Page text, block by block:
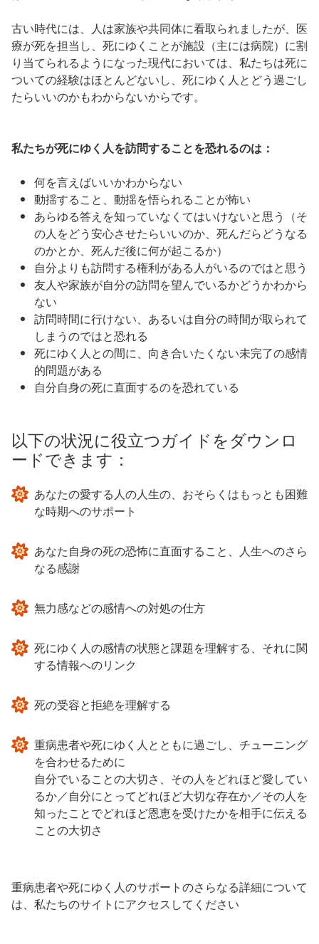
古い時代には、人は家族や共同体に看取られましたが、医
療が死を担当し、死にゆくことが施設（主には病院）に割
り当てられるようになった現代においては、私たちは死に
ついての経験はほとんどないし、死にゆく人とどう過ごし
たらいいのかもわからないからです。
私たちが死にゆく人を訪問することを恐れるのは：
何を言えばいいかわからない
動揺すること、動揺を悟られることが怖い
あらゆる答えを知っていなくてはいけないと思う（そ
の人をどう安心させたらいいのか、死んだらどうなる
のかとか、死んだ後に何が起こるか）
自分よりも訪問する権利がある人がいるのではと思う
友人や家族が自分の訪問を望んでいるかどうかわから
ない
訪問時間に行けない、あるいは自分の時間が取られて
しまうのではと恐れる
死にゆく人との間に、向き合いたくない未完了の感情
的問題がある
自分自身の死に直面するのを恐れている
以下の状況に役立つガイドをダウンロ
ードできます：
あなたの愛する人の人生の、おそらくはもっとも困難
な時期へのサポート
あなた自身の死の恐怖に直面すること、人生へのさら
なる感謝
無力感などの感情への対処の仕方
死にゆく人の感情の状態と課題を理解する、それに関
する情報へのリンク
死の受容と拒絶を理解する
重病患者や死にゆく人とともに過ごし、チューニング
を合わせるために
自分でいることの大切さ、その人をどれほど愛してい
るか／自分にとってどれほど大切な存在か／その人を
知ったことでどれほど恩恵を受けたかを相手に伝える
ことの大切さ
重病患者や死にゆく人のサポートのさらなる詳細について
は、私たちのサイトにアクセスしてください